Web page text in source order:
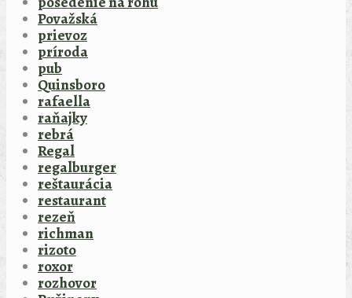
Považská
prievoz
príroda
pub
Quinsboro
rafaella
raňajky
rebrá
Regal
regalburger
reštaurácia
restaurant
rezeň
richman
rizoto
roxor
rozhovor